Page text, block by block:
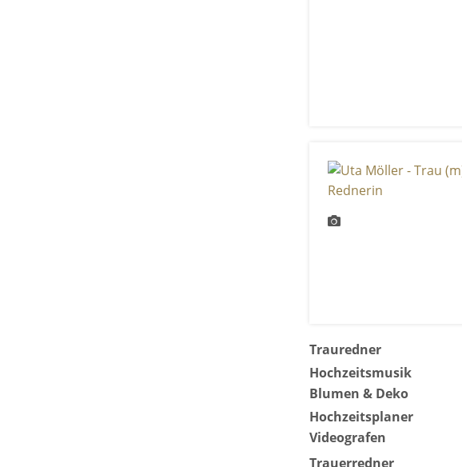
Trauredner
Hochzeitsmusik
Blumen & Deko
Hochzeitsplaner
Videografen
Trauerredner